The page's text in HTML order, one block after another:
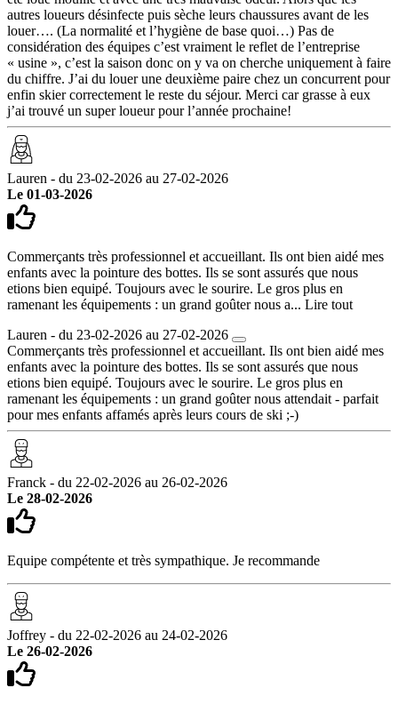
autres loueurs désinfecte puis sèche leurs chaussures avant de les
louer…. (La normalité et l’hygiène de base quoi…) Pas de
considération des équipes c’est vraiment le reflet de l’entreprise
« usine », c’est la saison donc on y va on cherche uniquement à faire
du chiffre. J’ai du louer une deuxième paire chez un concurrent pour
enfin skier correctement le reste du séjour. Merci car grasse à eux
j’ai trouvé un super loueur pour l’année prochaine!
Lauren - du 23-02-2026 au 27-02-2026
Le 01-03-2026
Commerçants très professionnel et accueillant. Ils ont bien aidé mes
enfants avec la pointure des bottes. Ils se sont assurés que nous
etions bien equipé. Toujours avec le sourire. Le gros plus en
ramenant les équipements : un grand goûter nous a... Lire tout
Lauren - du 23-02-2026 au 27-02-2026
Commerçants très professionnel et accueillant. Ils ont bien aidé mes
enfants avec la pointure des bottes. Ils se sont assurés que nous
etions bien equipé. Toujours avec le sourire. Le gros plus en
ramenant les équipements : un grand goûter nous attendait - parfait
pour mes enfants affamés après leurs cours de ski ;-)
Franck - du 22-02-2026 au 26-02-2026
Le 28-02-2026
Equipe compétente et très sympathique. Je recommande
Joffrey - du 22-02-2026 au 24-02-2026
Le 26-02-2026